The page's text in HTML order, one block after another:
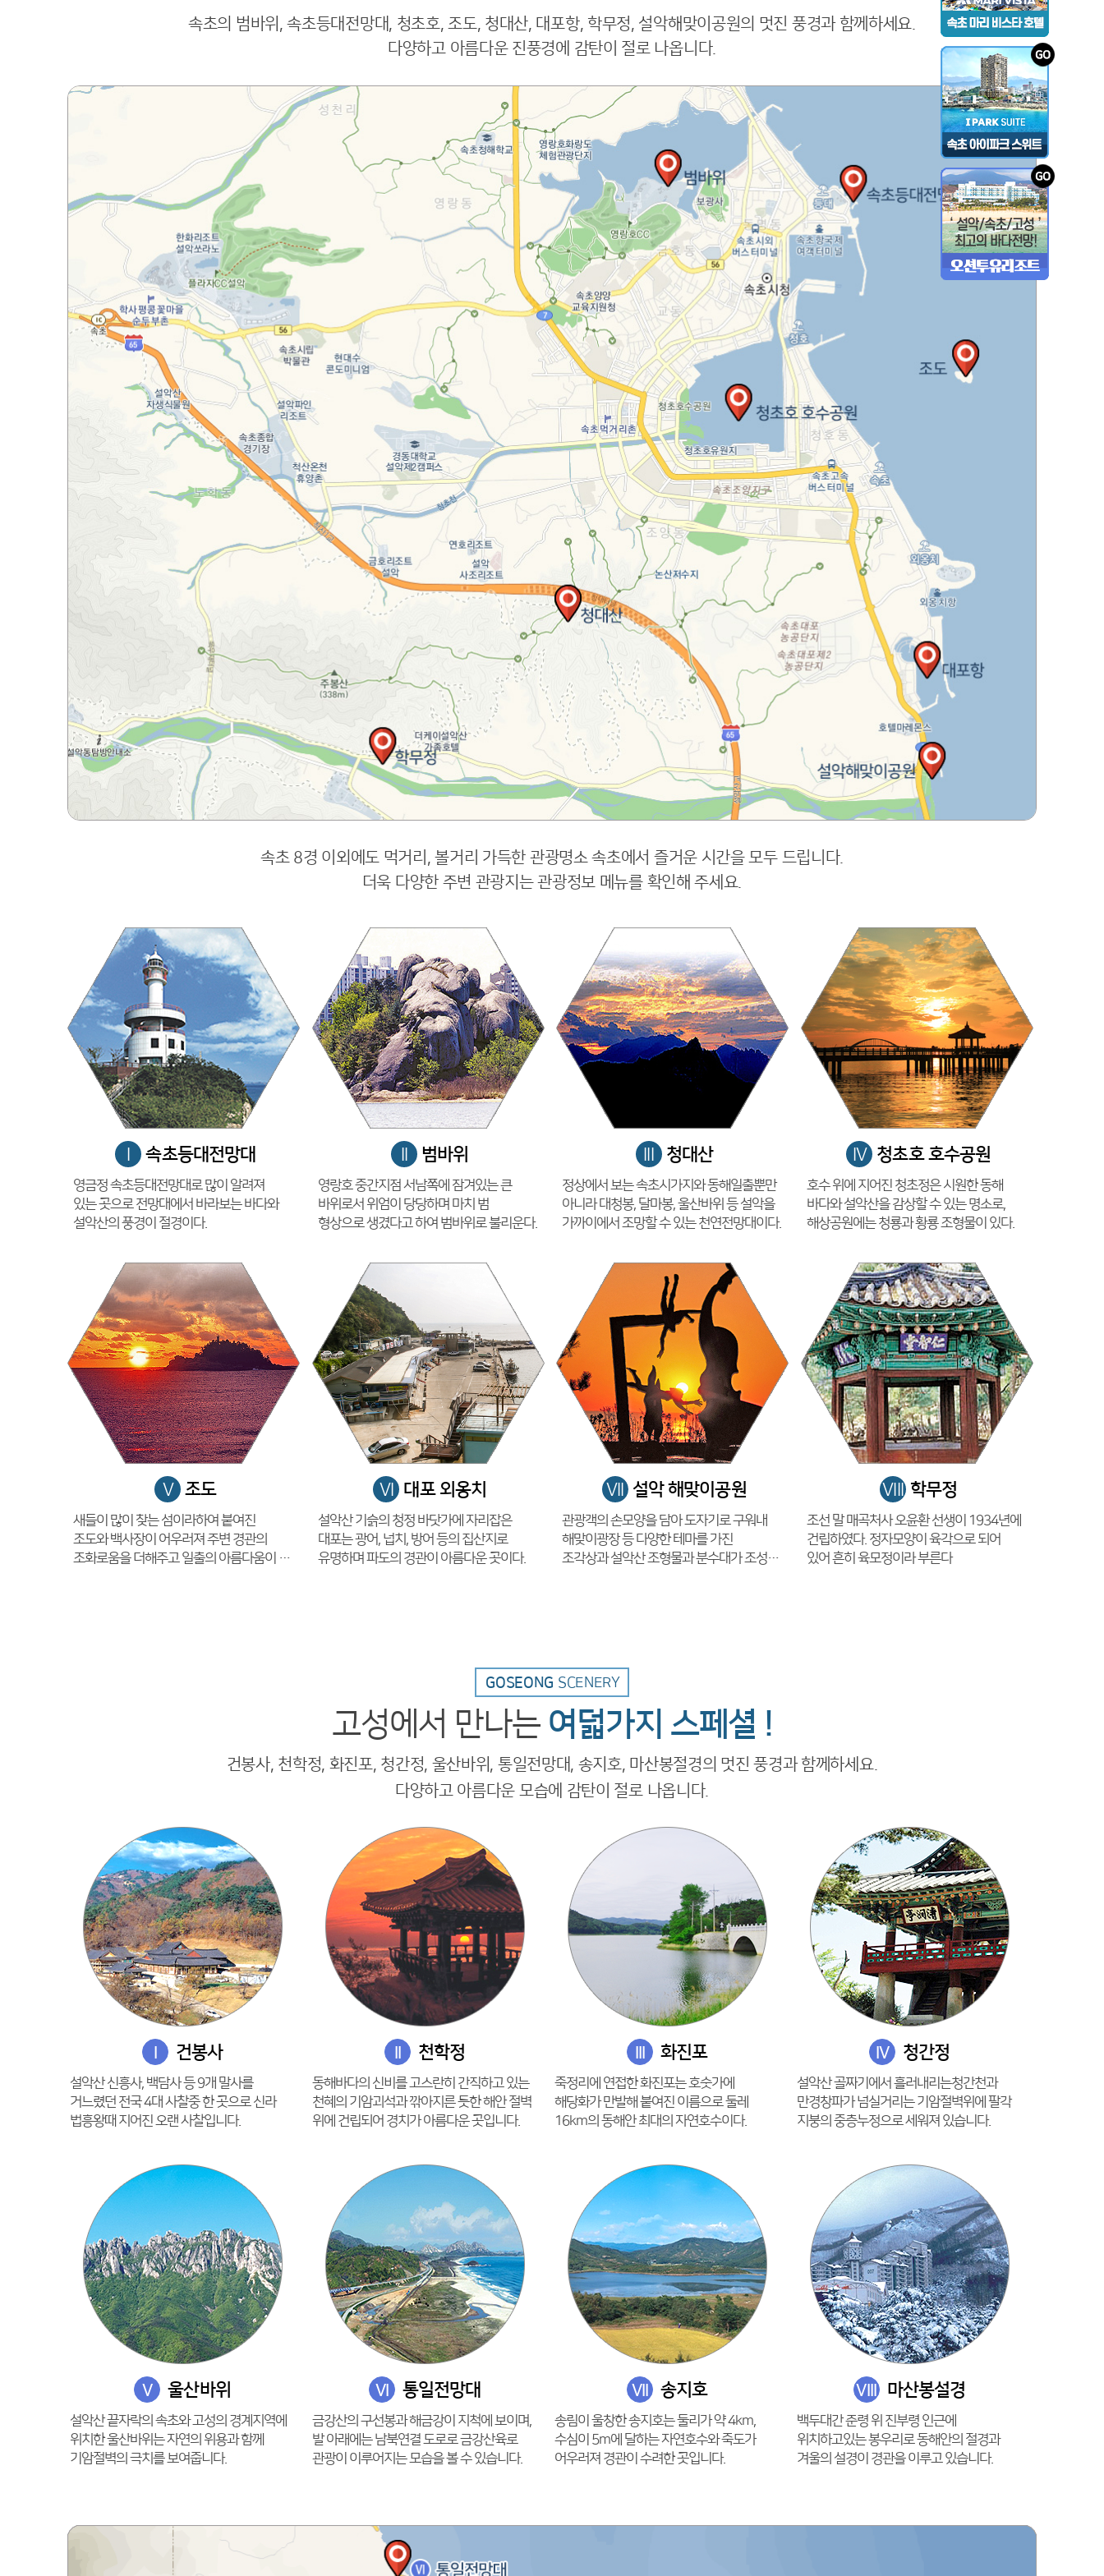
속초의 범바위, 속초등대전망대, 청초호, 조도, 청대산, 대포항, 학무정, 설악해맞이공원의 멋진 풍경과 함께하세요.
다양하고 아름다운 진풍경에 감탄이 절로 나옵니다.
속초 8경 이외에도 먹거리, 볼거리 가득한 관광명소 속초에서 즐거운 시간을 모두 드립니다.
더욱 다양한 주변 관광지는 관광정보 메뉴를 확인해 주세요.
속초등대전망대
영금정 속초등대전망대로 많이 알려져
있는 곳으로 전망대에서 바라보는 바다와
설악산의 풍경이 절경이다.
범바위
영랑호 중간지점 서남쪽에 잠겨있는 큰
바위로서 위엄이 당당하며 마치 범
형상으로 생겼다고 하여 범바위로 불리운다.
청대산
정상에서 보는 속초시가지와 동해일출뿐만
아니라 대청봉, 달마봉, 울산바위 등 설악을
가까이에서 조망할 수 있는 천연전망대이다.
IV 청초호 호수공원
호수 위에 지어진 청초정은 시원한 동해
바다와 설악산을 감상할 수 있는 명소로,
해상공원에는 청룡과 황룡 조형물이 있다.
V 조도
새들이 많이 찾는 섬이라하여 붙여진
조도와 백사장이 어우러져 주변 경관의
조화로움을 더해주고 일출의 아름다움이 전해진다.
VI 대포 외옹치
설악산 기슭의 청정 바닷가에 자리잡은
대포는 광어, 넙치, 방어 등의 집산지로
유명하며 파도의 경관이 아름다운 곳이다.
VII 설악 해맞이공원
관광객의 손모양을 담아 도자기로 구워내
해맞이광장 등 다양한 테마를 가진
조각상과 설악산 조형물과 분수대가 조성되어 있다.
VIII 학무정
조선 말 매곡처사 오윤환 선생이 1934년에
건립하였다. 정자모양이 육각으로 되어
있어 흔히 육모정이라 부른다
GOSEONG SCENERY
고성에서 만나는 여덟가지 스페셜 !
건봉사, 천학정, 화진포, 청간정, 울산바위, 통일전망대, 송지호, 마산봉절경의 멋진 풍경과 함께하세요.
다양하고 아름다운 모습에 감탄이 절로 나옵니다.
건봉사
설악산 신흥사, 백담사 등 9개 말사를
거느렸던 전국 4대 사찰중 한 곳으로 신라
법흥왕때 지어진 오랜 사찰입니다.
천학정
동해바다의 신비를 고스란히 간직하고 있는
천혜의 기암괴석과 깎아지른 듯한 해안 절벽
위에 건립되어 경치가 아름다운 곳입니다.
화진포
죽정리에 연접한 화진포는 호숫가에
해당화가 만발해 붙여진 이름으로 둘레
16km의 동해안 최대의 자연호수이다.
IV 청간정
설악산 골짜기에서 흘러내리는청간천과
만경창파가 넘실거리는 기암절벽위에 팔각
지붕의 중층누정으로 세워져 있습니다.
V 울산바위
설악산 끝자락의 속초와 고성의 경계지역에
위치한 울산바위는 자연의 위용과 함께
기암절벽의 극치를 보여줍니다.
VI 통일전망대
금강산의 구선봉과 해금강이 지척에 보이며,
발 아래에는 남북연결 도로로 금강산육로
관광이 이루어지는 모습을 볼 수 있습니다.
VII 송지호
송림이 울창한 송지호는 둘리가 약 4km,
수심이 5m에 달하는 자연호수와 죽도가
어우러져 경관이 수려한 곳입니다.
VIII 마산봉설경
백두대간 준령 위 진부령 인근에
위치하고있는 봉우리로 동해안의 절경과
겨울의 설경이 경관을 이루고 있습니다.